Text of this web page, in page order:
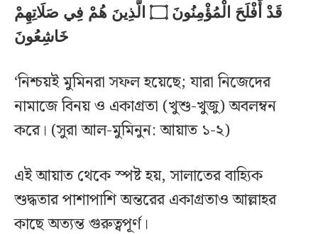
قَدْ أَفْلَحَ الْمُؤْمِنُونَ ۝ الَّذِينَ هُمْ فِي صَلَاتِهِمْ
خَاشِعُونَ
‘নিশ্চয়ই মুমিনরা সফল হয়েছে; যারা নিজেদের
নামাজে বিনয় ও একাগ্রতা (খুশু-খুজু) অবলম্বন
করে। (সুরা আল-মুমিনুন: আয়াত ১-২)
এই আয়াত থেকে স্পষ্ট হয়, সালাতের বাহ্যিক
শুদ্ধতার পাশাপাশি অন্তরের একাগ্রতাও আল্লাহর
কাছে অত্যন্ত গুরুত্বপূর্ণ।